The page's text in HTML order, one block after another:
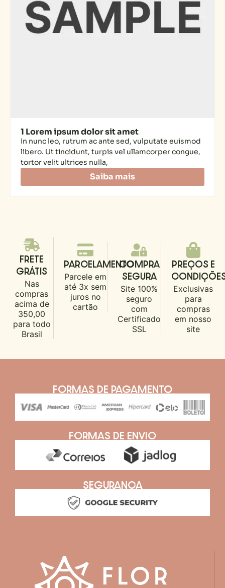
1 Lorem ipsum dolor sit amet
In nunc leo, rutrum ac ante sed, vulputate euismod
libero. Ut tincidunt, turpis vel ullamcorper congue,
tortor velit ultrices nulla,
Saiba mais
FRETE
GRÁTIS
Nas
compras
acima de
350,00
para todo
Brasil
PARCELAMENTO
Parcele em
até 3x sem
juros no
cartão
COMPRA
SEGURA
Site 100%
seguro
com
Certificado
SSL
PREÇOS E
Exclusivas
para
compras
em nosso
site
FORMAS DE PAGAMENTO
FORMAS DE ENVIO
SEGURANÇA